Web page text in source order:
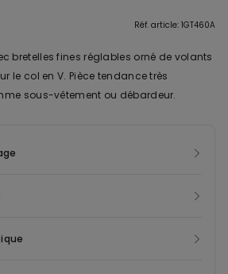
Réf. article: 1GT460A
bretelles fines réglables orné de volants
le col en V. Pièce tendance très
sous-vêtement ou débardeur.